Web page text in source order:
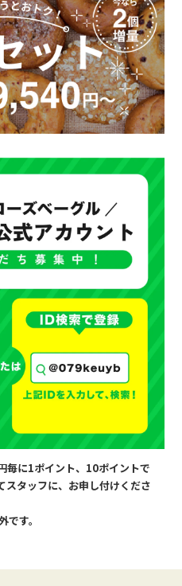
に1ポイント、10ポイントで
タッフに、お申し付けくださ
す。